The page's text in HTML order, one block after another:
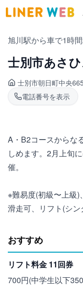
旭川駅から車で1時
士別市あさ
士別市朝日町中央
電話番号を表示
A・B2コースからな
しめます。2月上旬
催。
※難易度(初級〜上級
滑走可、リフト(シ
おすすめ
リフト料金 11回券
700円(中学生以下